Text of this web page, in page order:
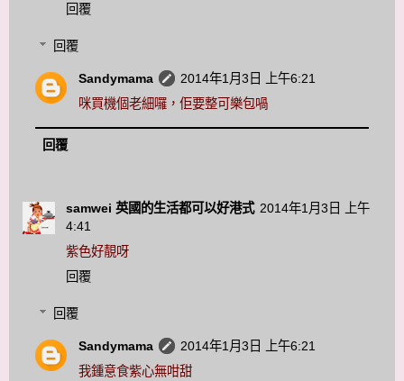
回覆
回覆
Sandymama
2014年1月3日 上午6:21
咪買機個老細囉，佢要整可樂包喎
回覆
samwei 英國的生活都可以好港式 2014年1月3日 上午
4:41
紫色好靚呀
回覆
回覆
Sandymama
2014年1月3日 上午6:21
我鍾意食紫心無咁甜